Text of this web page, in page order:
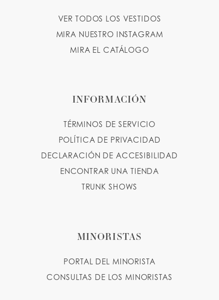
VER TODOS LOS VESTIDOS
MIRA NUESTRO INSTAGRAM
MIRA EL CATÁLOGO
INFORMACIÓN
TÉRMINOS DE SERVICIO
POLÍTICA DE PRIVACIDAD
DECLARACIÓN DE ACCESIBILIDAD
ENCONTRAR UNA TIENDA
TRUNK SHOWS
MINORISTAS
PORTAL DEL MINORISTA
CONSULTAS DE LOS MINORISTAS